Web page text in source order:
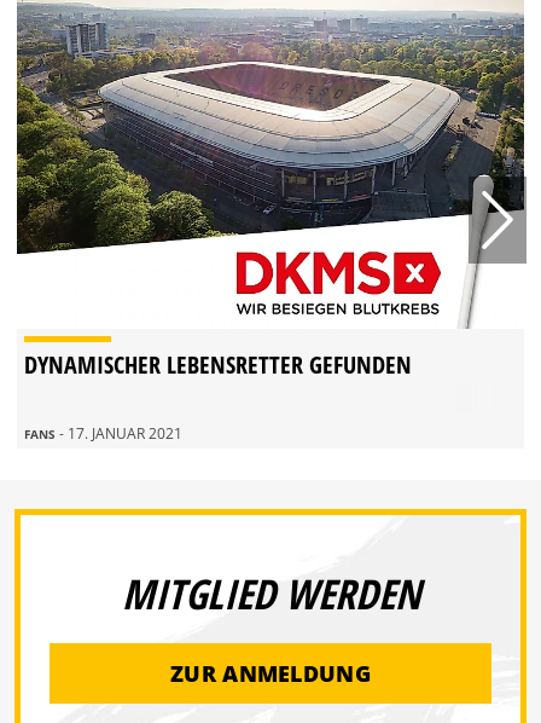
DYNAMISCHER LEBENSRETTER GEFUNDEN
FANS - 17. JANUAR 2021
MITGLIED WERDEN
ZUR ANMELDUNG